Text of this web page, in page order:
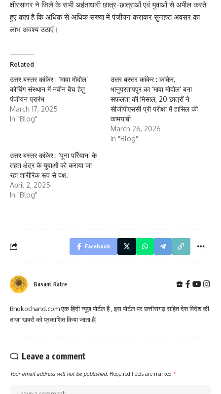
क्षीरसागर ने जिले के सभी अर्हताधारी छात्र-छात्राओं एवं युवाओं से अपील करते
हुए कहा है कि अधिक से अधिक संख्या में पंजीयन कराकर सुनहरा अवसर का
लाभ अवश्य उठाएं।
Related
उत्तर बस्तर कांकेर : ‘मावा मोदोल’
कोचिंग संस्थान में नवीन बैच हेतु
पंजीयन प्रारंभ
March 17, 2025
In "Blog"
उत्तर बस्तर कांकेर : कांकेर,
भानुप्रतापपुर का ‘मावा मोदोल’ बना
सफलता की मिसाल, 20 छात्रों ने
सीजीपीएससी प्री परीक्षा में हासिल की
कामयाबी
March 26, 2026
In "Blog"
उत्तर बस्तर कांकेर : ‘पूना पर्रियान’ के
तहत क्षेत्र के युवाओं को कराया जा
रहा शारीरिक रूप से दक्ष.
April 2, 2025
In "Blog"
Facebook
Basant Ratre
Bhokochand.com एक हिंदी न्यूज़ पोर्टल है , इस पोर्टल पर छत्तीसगढ़ सहित देश विदेश की
ताज़ा खबरों को प्रकाशित किया जाता है|
Leave a comment
Your email address will not be published. Required fields are marked *